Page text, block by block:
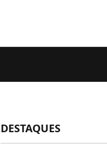
DESTAQUES